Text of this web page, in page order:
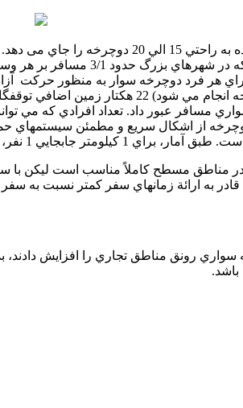
در شهر اروپايي گرونينگن (كه 50 درصد
2000 و در اتوبوس 9000 نفر است. دوچرخه از اشكال
رونق مناطق تجاري را افزايش دادند،
باشد.